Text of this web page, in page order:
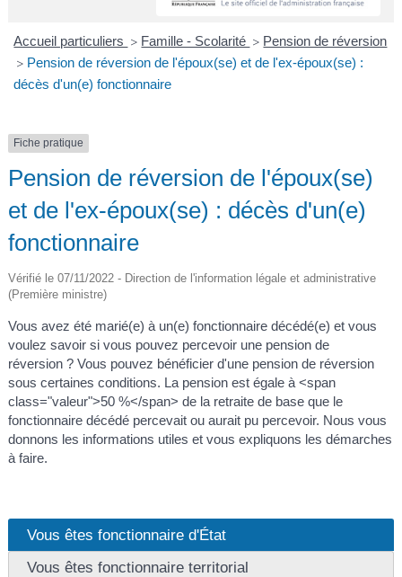
R IE
Accueil particuliers > Famille - Scolarité > Pension de réversion
> Pension de réversion de l'époux(se) et de l'ex-époux(se) :
décès d'un(e) fonctionnaire
Fiche pratique
Pension de réversion de l'époux(se)
et de l'ex-époux(se) : décès d'un(e)
fonctionnaire
Vérifié le 07/11/2022 - Direction de l'information légale et administrative
(Première ministre)
Vous avez été marié(e) à un(e) fonctionnaire décédé(e) et vous
voulez savoir si vous pouvez percevoir une pension de
réversion ? Vous pouvez bénéficier d'une pension de réversion
sous certaines conditions. La pension est égale à <span
class="valeur">50 %</span> de la retraite de base que le
fonctionnaire décédé percevait ou aurait pu percevoir. Nous vous
donnons les informations utiles et vous expliquons les démarches
à faire.
Vous êtes fonctionnaire d'État
Vous êtes fonctionnaire territorial